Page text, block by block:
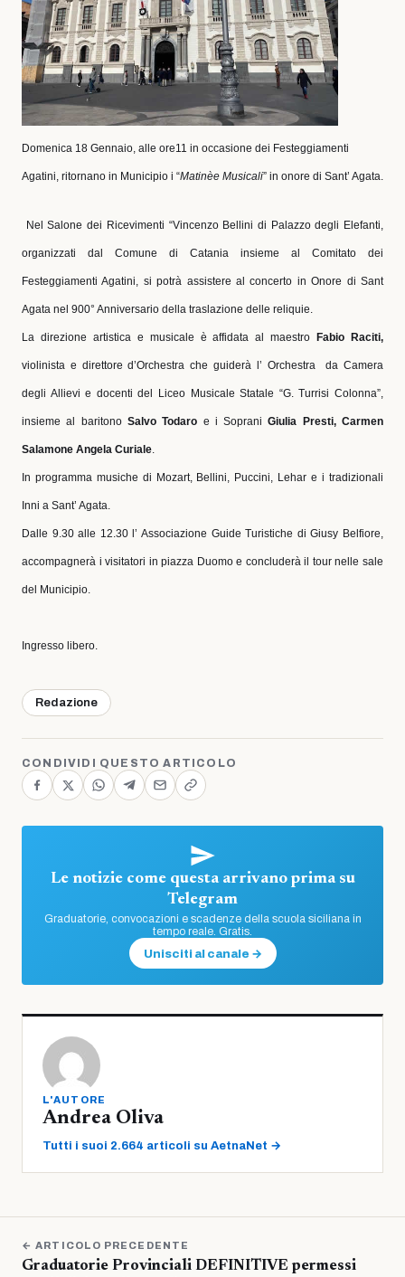
Domenica 18 Gennaio, alle ore11 in occasione dei Festeggiamenti
Agatini, ritornano in Municipio i “Matinèe Musicali” in onore di Sant’ Agata.
Nel Salone dei Ricevimenti “Vincenzo Bellini di Palazzo degli Elefanti,
organizzati dal Comune di Catania insieme al Comitato dei
Festeggiamenti Agatini, si potrà assistere al concerto in Onore di Sant
Agata nel 900° Anniversario della traslazione delle reliquie.
La direzione artistica e musicale è affidata al maestro Fabio Raciti,
violinista e direttore d’Orchestra che guiderà l’ Orchestra da Camera
degli Allievi e docenti del Liceo Musicale Statale “G. Turrisi Colonna”,
insieme al baritono Salvo Todaro e i SopraniGiulia Presti, Carmen
Salamone Angela Curiale.
In programma musiche di Mozart, Bellini, Puccini, Lehar e i tradizionali
Inni a Sant’ Agata.
Dalle 9.30 alle 12.30 l’ Associazione Guide Turistiche di Giusy Belfiore,
accompagnerà i visitatori in piazza Duomo e concluderà il tour nelle sale
del Municipio.
Ingresso libero.
Redazione
CONDIVIDI QUESTO ARTICOLO
Le notizie come questa arrivano prima su
Telegram
Graduatorie, convocazioni e scadenze della scuola siciliana in
tempo reale. Gratis.
Unisciti al canale →
L'AUTORE
Andrea Oliva
Tutti i suoi 2.664 articoli su AetnaNet →
← ARTICOLO PRECEDENTE
Graduatorie Provinciali DEFINITIVE permessi